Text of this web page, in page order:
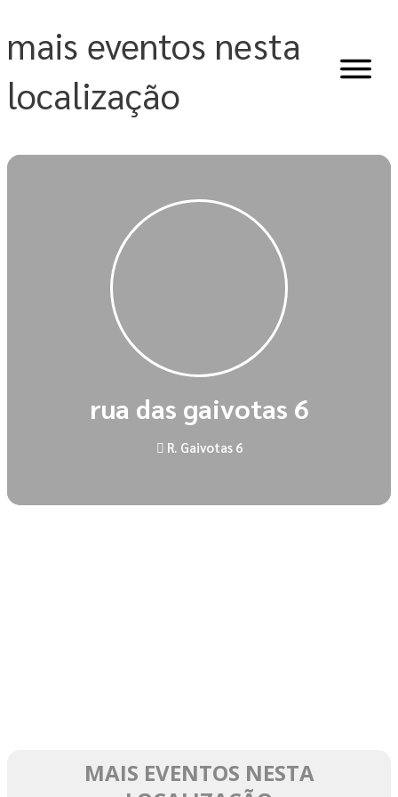
content
mais eventos nesta
localização
rua das gaivotas 6
R. Gaivotas 6
MAIS EVENTOS NESTA